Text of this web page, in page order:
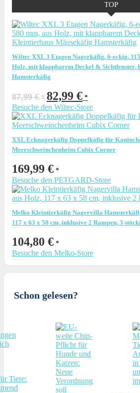
TOP
Wiltec XXL 3 Etagen Nagerkäfig, 6-eckig,
Holz, mit klappbarem Deckel & Sichtfenster,
Hamsterkäfig
87,99€
Ursprünglicher
Preis
war:
87,99 €
82,99 € Preis
ist:
82,99 €.
Besuche den Wiltec-Store
XXL Ecknagerkäfig Doppelkäfig für
Meerschweinchenheim Cubix Corner
169,99 €
Besuche den PETGARD-Store
Melko Kleintierkäfig Nagervilla
117 x 63 x 58 cm, inklusive 2 Rampen, 3
104,80 €
Besuche den Melko-Store
Schon gelesen?
Tiere: